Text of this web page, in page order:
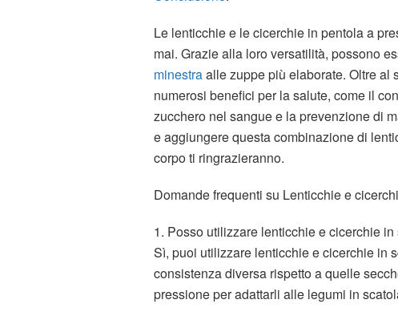
Le lenticchie e le cicerchie in pentola a
mai. Grazie alla loro versatilità, possono
minestraalle zuppe più elaborate. Oltre al
numerosi benefici per la salute, come il
zucchero nel sangue e la prevenzione di
e aggiungere questa combinazione di
corpo ti ringrazieranno.
Domande frequenti su Lenticchie e
1. Posso utilizzare lenticchie e cicerchie
Sì, puoi utilizzare lenticchie e cicerchie in
consistenza diversa rispetto a quelle
pressione per adattarli alle legumi in